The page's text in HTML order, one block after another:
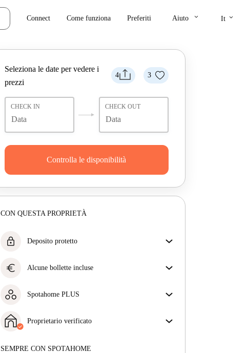
Connect Come funziona Preferiti Aiuto keyboard_arrow_down It keyboard_arrow_down
4 3
Seleziona le date per vedere i
prezzi
CHECK IN CHECK OUT
Controlla le disponibilità
CON QUESTA PROPRIETÀ
lock Deposito protetto
restituisce il deposito, lo faremo noi.
euro Alcune bollette incluse
descrizione dell'annuncio per vedere quali utenze
Spotahome PLUS
fornendo accesso agli standard di sicurezza più
elevati e un supporto aggiuntivo durante la
Proprietario verificato
Maggiori informazioni su questo locatore
SEMPRE CON SPOTAHOME